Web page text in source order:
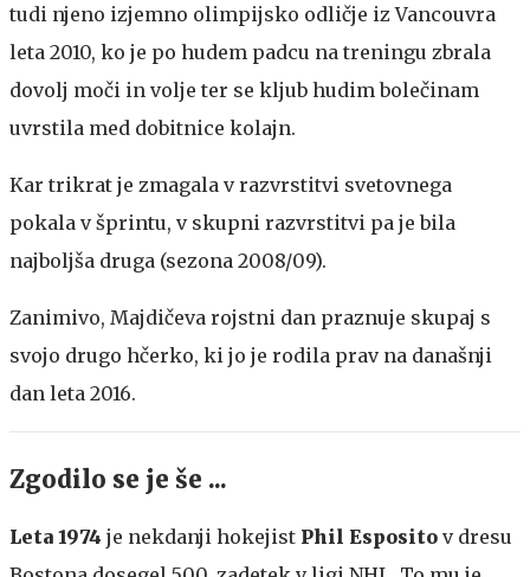
tudi njeno izjemno olimpijsko odličje iz Vancouvra
leta 2010, ko je po hudem padcu na treningu zbrala
dovolj moči in volje ter se kljub hudim bolečinam
uvrstila med dobitnice kolajn.
Kar trikrat je zmagala v razvrstitvi svetovnega
pokala v šprintu, v skupni razvrstitvi pa je bila
najboljša druga (sezona 2008/09).
Zanimivo, Majdičeva rojstni dan praznuje skupaj s
svojo drugo hčerko, ki jo je rodila prav na današnji
dan leta 2016.
Zgodilo se je še ...
Leta 1974 je nekdanji hokejist Phil Esposito v dresu